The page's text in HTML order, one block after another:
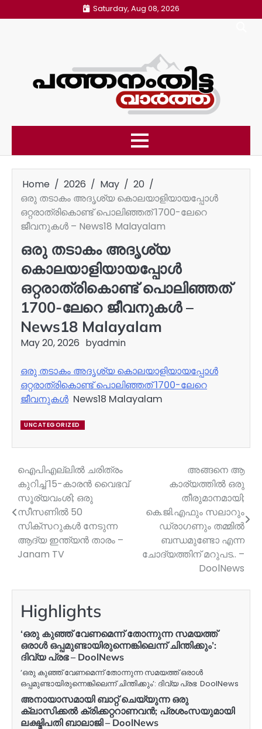
to
Saturday, Aug 08, 2026
Home 2026 May
20
ഒരു തടാകം അദൃശ്യ കൊലയാളിയായപ്പോൾ
ഒറ്റരാത്രികൊണ്ട് പൊലിഞ്ഞത് 1700-ലേറെ
ജീവനുകൾ – News18 Malayalam
ഒരു തടാകം അദൃശ്യ
കൊലയാളിയായപ്പോൾ
ഒറ്റരാത്രികൊണ്ട് പൊലിഞ്ഞത്
1700-ലേറെ ജീവനുകൾ –
News18 Malayalam
May 20, 2026 byadmin
ഒരു തടാകം അദൃശ്യ കൊലയാളിയായപ്പോൾ
ഒറ്റരാത്രികൊണ്ട് പൊലിഞ്ഞത് 1700-ലേറെ
ജീവനുകൾ News18 Malayalam
UNCATEGORIZED
Post
navigation
ഐപിഎല്ലില്‍ ചരിത്രം
കുറിച്ച് 15-കാരന്‍ വൈഭവ്
സൂര്യവംശി; ഒരു
സീസണില്‍ 50
സിക്‌സറുകള്‍ നേടുന്ന
ആദ്യ ഇന്ത്യന്‍ താരം –
Janam TV
അങ്ങനെ ആ
കാര്യത്തില്‍ ഒരു
തീരുമാനമായി;
കെ.ജി.എഫും സലാറും
ഡ്രാഗണും തമ്മില്‍
ബന്ധമുണ്ടോ എന്ന
ചോദ്യത്തിന് മറുപട.. –
DoolNews
Highlights
‘ഒരു കുഞ്ഞ് വേണമെന്ന് തോന്നുന്ന സമയത്ത്
ഒരാൾ ഒപ്പമുണ്ടായിരുന്നെങ്കിലെന്ന് ചിന്തിക്കും’:
ദിവ്യ പ്രഭ – DoolNews
‘ഒരു കുഞ്ഞ് വേണമെന്ന് തോന്നുന്ന സമയത്ത് ഒരാൾ
ഒപ്പമുണ്ടായിരുന്നെങ്കിലെന്ന് ചിന്തിക്കും’: ദിവ്യ പ്രഭ DoolNews
അനായാസമായി ബാറ്റ് ചെയ്യുന്ന ഒരു
ക്ലാസിക്കല്‍ ക്രിക്കറ്ററാണവന്‍; പ്രശംസയുമായി
ലക്ഷ്മിപതി ബാലാജി – DoolNews